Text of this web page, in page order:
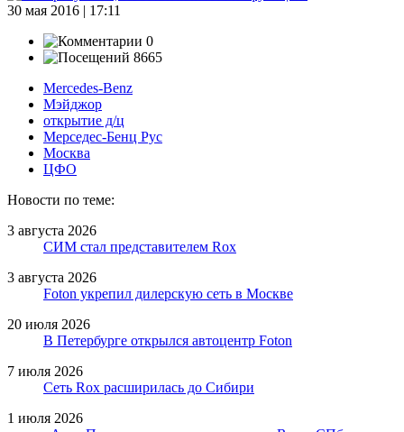
30 мая 2016 | 17:11
0
8665
Mercedes-Benz
Мэйджор
открытие д/ц
Мерседес-Бенц Рус
Москва
ЦФО
Новости по теме:
3 августа 2026
СИМ стал представителем Rox
3 августа 2026
Foton укрепил дилерскую сеть в Москве
20 июля 2026
В Петербурге открылся автоцентр Foton
7 июля 2026
Сеть Rox расширилась до Сибири
1 июля 2026